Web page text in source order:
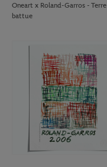
Oneart x Roland-Garros - Terre
battue